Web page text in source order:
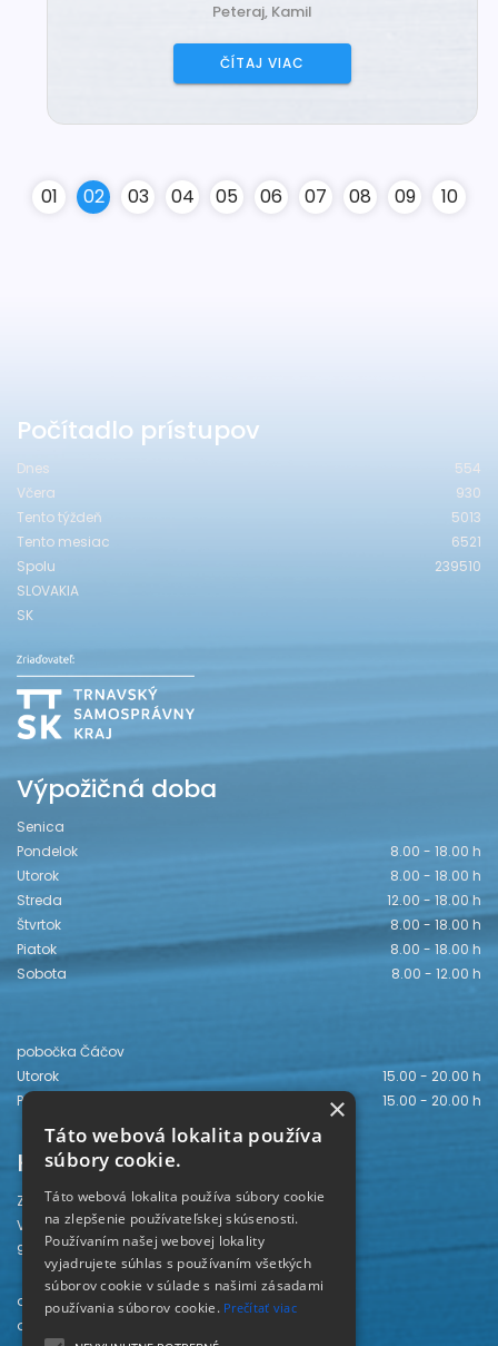
Peteraj, Kamil
ČÍTAJ VIAC
01 02 03 04 05 06 07 08 09 10
Počítadlo prístupov
Dnes
554
Včera
930
Tento týždeň
5013
Tento mesiac
6521
Spolu
239510
SLOVAKIA
SK
Výpožičná doba
Senica
Pondelok
8.00 - 18.00 h
Utorok
8.00 - 18.00 h
Streda
12.00 - 18.00 h
Štvrtok
8.00 - 18.00 h
Piatok
8.00 - 18.00 h
Sobota
8.00 - 12.00 h
pobočka Čáčov
Utorok
15.00 - 20.00 h
Piatok
15.00 - 20.00 h
Kontakt
Záhorská knižnica
Vajanského 28
905 01 Senica
odd. beletrie 034/654 3780
odd. odbornej literatúry 034/651 2710
×
Táto webová lokalita používa
súbory cookie.
Táto webová lokalita používa súbory cookie
na zlepšenie používateľskej skúsenosti.
Používaním našej webovej lokality
vyjadrujete súhlas s používaním všetkých
súborov cookie v súlade s našimi zásadami
používania súborov cookie. Prečítať viac